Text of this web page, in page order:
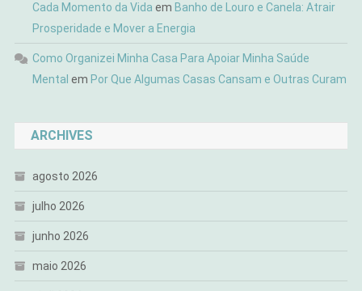
Cada Momento da Vida em Banho de Louro e Canela: Atrair
Prosperidade e Mover a Energia
Como Organizei Minha Casa Para Apoiar Minha Saúde
Mental em Por Que Algumas Casas Cansam e Outras Curam
ARCHIVES
agosto 2026
julho 2026
junho 2026
maio 2026